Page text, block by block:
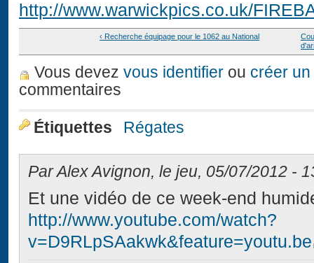
http://www.warwickpics.co.uk/
‹ Recherche équipage pour le 1062 au National
Vous devez vous identifier ou créer
commentaires
Étiquettes Régates
Par Alex Avignon, le jeu, 05/07/2012 -
Et une vidéo de ce week-end
http://www.youtube.com/watch?
v=D9RLpSAakwk&feature=youtu.be